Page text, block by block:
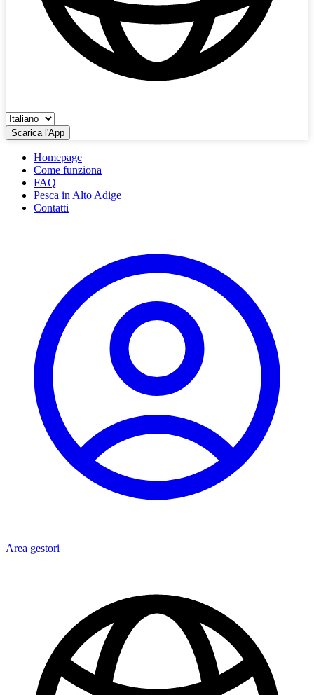
Scarica l'App
Homepage
Come funziona
FAQ
Pesca in Alto Adige
Contatti
Area gestori